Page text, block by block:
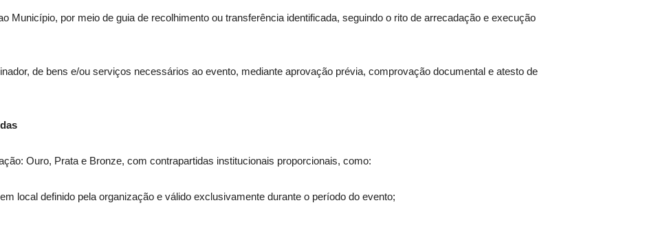
Município, por meio de guia de recolhimento ou transferência identificada, seguindo o rito de arrecadação e execução
de bens e/ou serviços necessários ao evento, mediante aprovação prévia, comprovação documental e atesto de
Ouro, Prata e Bronze, com contrapartidas institucionais proporcionais, como:
local definido pela organização e válido exclusivamente durante o período do evento;